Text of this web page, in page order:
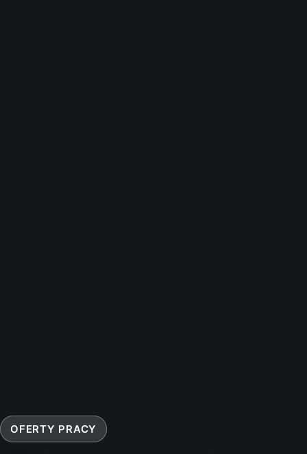
OFERTY PRACY